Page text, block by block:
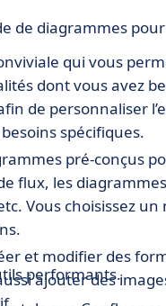
de diagrammes
qui vous
dont vous avez
de personnaliser
spécifiques.
pré-conçus
flux, les
Vous choisissez
et modifier des
ajouter des
performants.